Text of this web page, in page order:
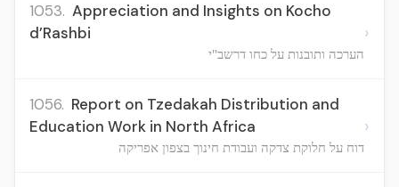
1053. Appreciation and Insights on Kocho
d’Rashbi
הערכה ותובנות על כחו דרשב"י
›
1056. Report on Tzedakah Distribution and
Education Work in North Africa
דוח על חלוקת צדקה ועבודת חינוך בצפון אפריקה
›